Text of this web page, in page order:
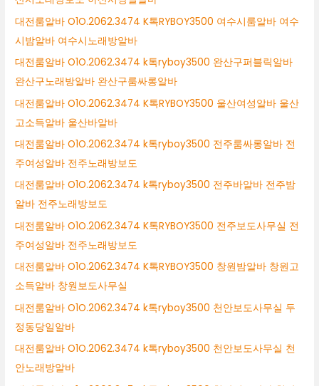
대전룸알바 O1O.2062.3474 K톡RYBOY3500 여수시룸알바 여수
시밤알바 여수시노래방알바
대전룸알바 O1O.2062.3474 k톡ryboy3500 완산구퍼블릭알바
완산구노래방알바 완산구룸싸롱알바
대전룸알바 O1O.2062.3474 K톡RYBOY3500 울산여성알바 울산
고소득알바 울산바알바
대전룸알바 O1O.2062.3474 k톡ryboy3500 전주룸싸롱알바 전
주여성알바 전주노래방보도
대전룸알바 O1O.2062.3474 k톡ryboy3500 전주바알바 전주밤
알바 전주노래방보도
대전룸알바 O1O.2062.3474 K톡RYBOY3500 전주보도사무실 전
주여성알바 전주노래방보도
대전룸알바 O1O.2062.3474 K톡RYBOY3500 창원밤알바 창원고
소득알바 창원보도사무실
대전룸알바 O1O.2062.3474 k톡ryboy3500 천안보도사무실 두
정동당일알바
대전룸알바 O1O.2062.3474 k톡ryboy3500 천안보도사무실 천
안노래방알바